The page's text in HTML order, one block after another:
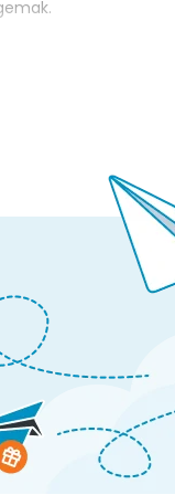
vindt passen.
wat je wil delen
boodschap
andere manieren
te nemen.